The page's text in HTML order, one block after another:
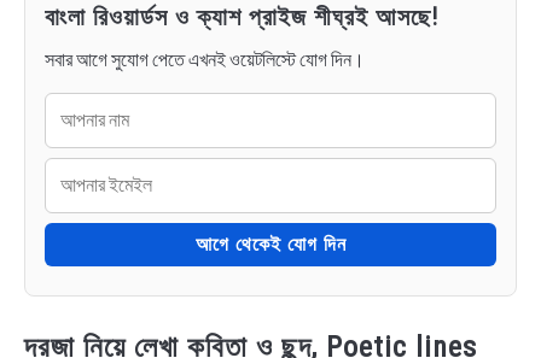
বাংলা রিওয়ার্ডস ও ক্যাশ প্রাইজ শীঘ্রই আসছে!
সবার আগে সুযোগ পেতে এখনই ওয়েটলিস্টে যোগ দিন।
আগে থেকেই যোগ দিন
দরজা নিয়ে লেখা কবিতা ও ছন্দ, Poetic lines